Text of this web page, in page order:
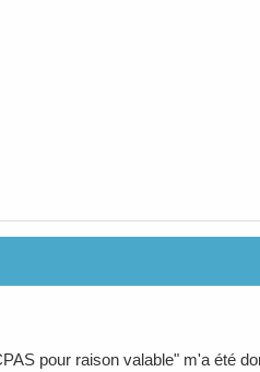
pour raison valable" m'a été